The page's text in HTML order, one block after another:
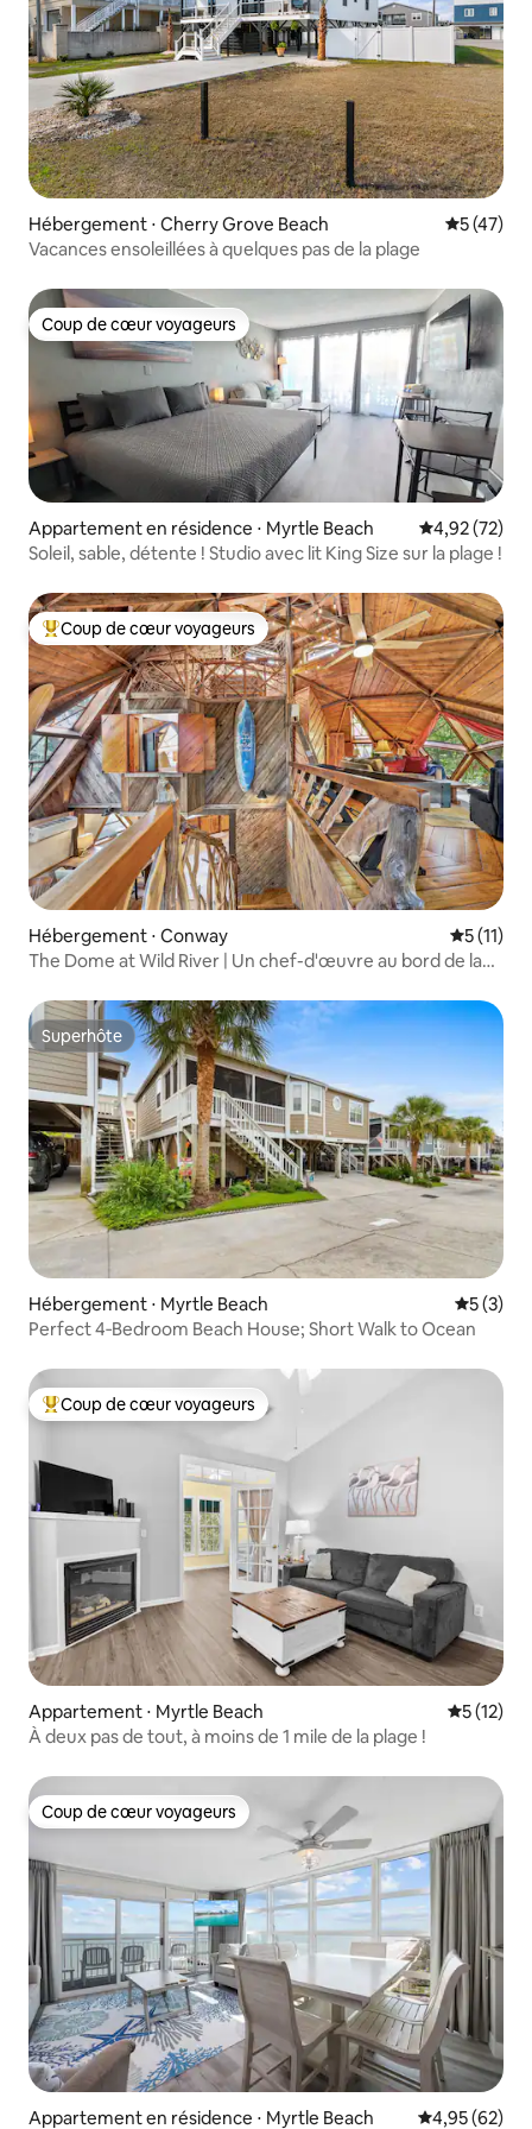
Hébergement ⋅ Cherry Grove Beach
5 (47)
Vacances ensoleillées à quelques pas de la plage
Coup de cœur voyageurs
Coup de cœur voyageurs
Appartement en résidence ⋅ Myrtle Beach Évaluation
4,92 (72)
Soleil, sable, détente ! Studio avec lit King Size sur la plage !
Coups de cœur voyageurs les plus appréciés
Coup de cœur voyageurs
Hébergement ⋅ Conway
5 (11)
The Dome at Wild River | Un chef-d'œuvre au bord de la
Superhôte
Superhôte
Hébergement ⋅ Myrtle Beach
5 (3)
Perfect 4‑Bedroom Beach House; Short Walk to Ocean
Coups de cœur voyageurs les plus appréciés
Coup de cœur voyageurs
Appartement ⋅ Myrtle Beach
5 (12)
À deux pas de tout, à moins de 1 mile de la plage !
Coup de cœur voyageurs
Coup de cœur voyageurs
Appartement en résidence ⋅ Myrtle Beach Évaluation
4,95 (62)